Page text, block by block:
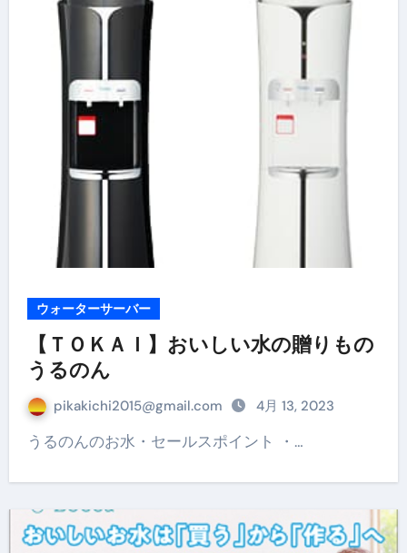
ウォーターサーバー
【ＴＯＫＡＩ】おいしい水の贈りもの
うるのん
pikakichi2015@gmail.com 4月 13, 2023
うるのんのお水・セールスポイント ・…